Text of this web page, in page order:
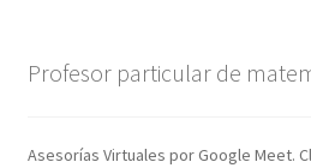
Profesor particular de
Asesorías Virtuales por Google Meet.